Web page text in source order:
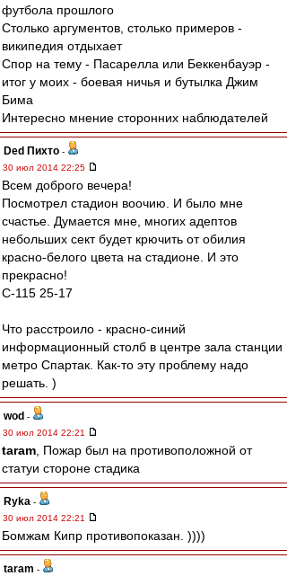
футбола прошлого
Столько аргументов, столько примеров -
википедия отдыхает
Спор на тему - Пасарелла или Беккенбауэр -
итог у моих - боевая ничья и бутылка Джим
Бима
Интересно мнение сторонних наблюдателей
Ded Пихто -
30 июл 2014 22:25
Всем доброго вечера!
Посмотрел стадион воочию. И было мне
счастье. Думается мне, многих адептов
небольших сект будет крючить от обилия
красно-белого цвета на стадионе. И это
прекрасно!
С-115 25-17
Что расстроило - красно-синий
информационный столб в центре зала станции
метро Спартак. Как-то эту проблему надо
решать. )
wod -
30 июл 2014 22:21
taram , Пожар был на противоположной от
статуи стороне стадика
Ryka -
30 июл 2014 22:21
Бомжам Кипр противопоказан. ))))
taram -